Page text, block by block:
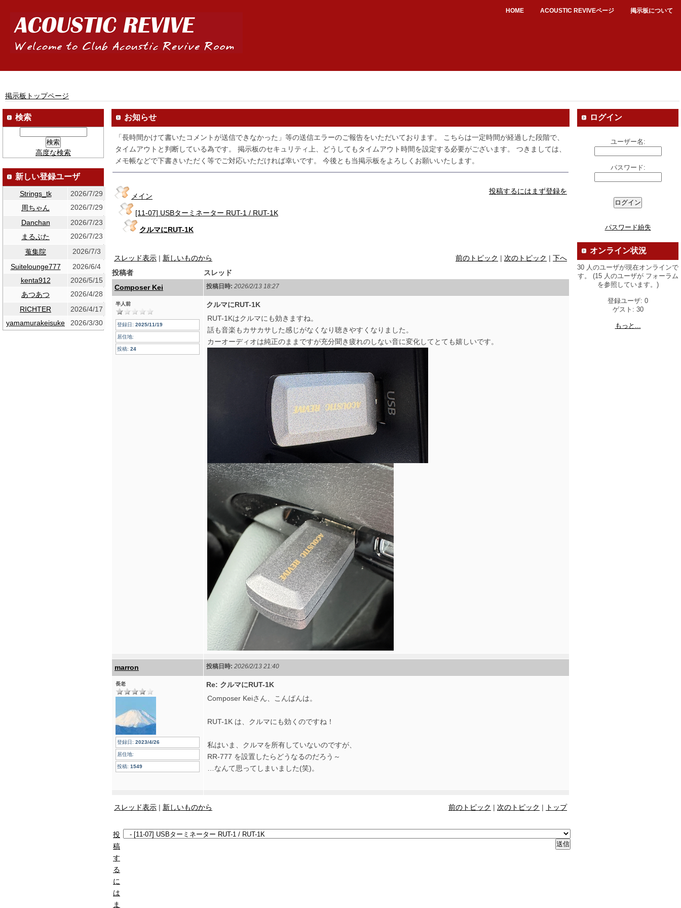
HOME ACOUSTIC REVIVEページ 掲示板について
掲示板トップページ
お知らせ
「長時間かけて書いたコメントが送信できなかった」等の送信エラーのご報告をいただいております。 こちらは一定時間が経過した段階で、
タイムアウトと判断している為です。 掲示板のセキュリティ上、どうしてもタイムアウト時間を設定する必要がございます。 つきましては、
メモ帳などで下書きいただく等でご対応いただければ幸いです。 今後とも当掲示板をよろしくお願いいたします。
メイン
[11-07] USBターミネーター RUT-1 / RUT-1K
クルマにRUT-1K
投稿するにはまず登録を
スレッド表示 | 新しいものから 前のトピック | 次のトピック | 下へ
投稿者
スレッド
Composer Kei
投稿日時: 2026/2/13 18:27
半人前
登録日: 2025/11/19
居住地:
投稿: 24
クルマにRUT-1K
RUT-1Kはクルマにも効きますね。
話も音楽もカサカサした感じがなくなり聴きやすくなりました。
カーオーディオは純正のままですが充分聞き疲れのしない音に変化してとても嬉しいです。
marron 投稿日時: 2026/2/13 21:40
長老
登録日: 2023/4/26
居住地:
投稿: 1549
Re: クルマにRUT-1K
Composer Keiさん、こんばんは。
RUT-1K は、クルマにも効くのですね！
私はいま、クルマを所有していないのですが、
RR-777 を設置したらどうなるのだろう～
…なんて思ってしまいました(笑)。
スレッド表示 | 新しいものから 前のトピック | 次のトピック | トップ
投
稿
す
る
に
は
ま
検索
高度な検索
新しい登録ユーザ
Strings_tk
2026/7/29
周ちゃん
2026/7/29
Danchan
2026/7/23
まるぶた
2026/7/23
蒐集院
2026/7/3
Suitelounge777
2026/6/4
kenta912
2026/5/15
あつあつ
2026/4/28
RICHTER
2026/4/17
yamamurakeisuke
2026/3/30
ログイン
ユーザー名:
パスワード:
パスワード紛失
オンライン状況
30 人のユーザが現在オンラインで
す。 (15 人のユーザが フォーラム
を参照しています。)
登録ユーザ: 0
ゲスト: 30
もっと...